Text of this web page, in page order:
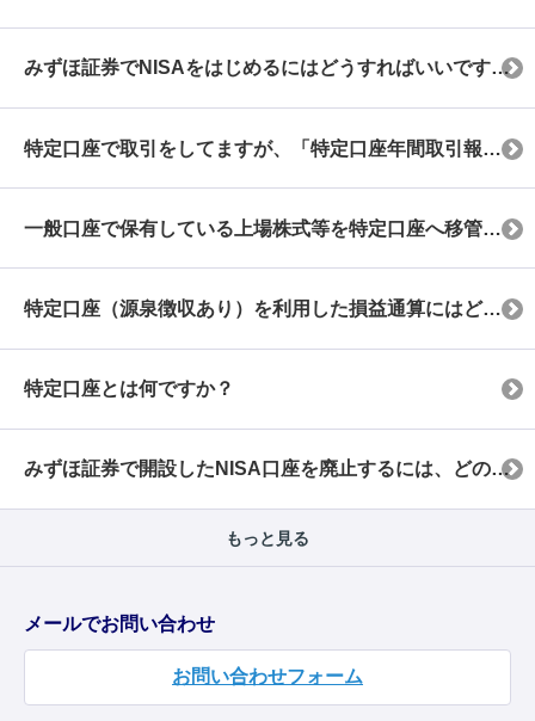
みずほ証券でNISAをはじめるにはどうすればいいですか。
特定口座で取引をしてますが、「特定口座年間取引報告書」が届きません。なぜですか？
一般口座で保有している上場株式等を特定口座へ移管できますか？
特定口座（源泉徴収あり）を利用した損益通算にはどのような方法がありますか？
特定口座とは何ですか？
みずほ証券で開設したNISA口座を廃止するには、どのような手続きが必要ですか？
もっと見る
メールでお問い合わせ
お問い合わせフォーム